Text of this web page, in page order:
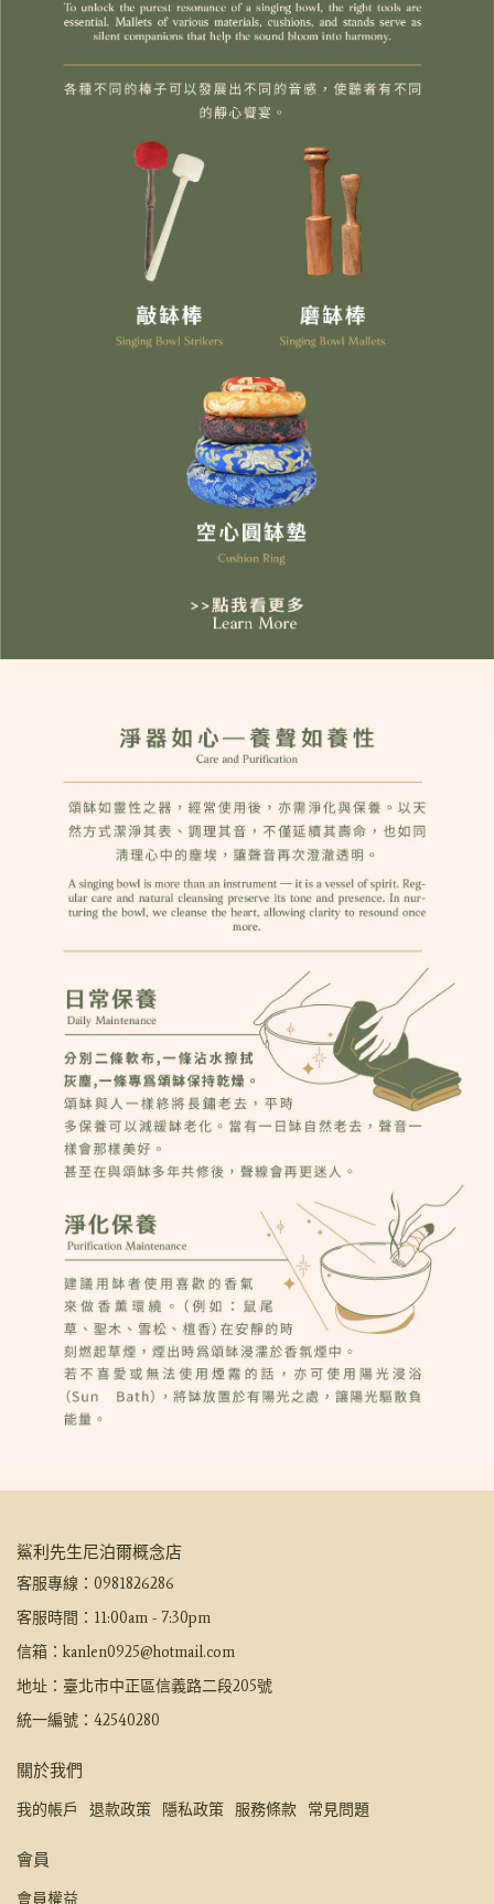
鯊利先生尼泊爾概念店
客服專線：0981826286
客服時間：11:00am - 7:30pm
信箱：kanlen0925@hotmail.com
地址：臺北市中正區信義路二段205號
統一編號：42540280
關於我們
我的帳戶 退款政策 隱私政策 服務條款 常見問題
會員
會員權益